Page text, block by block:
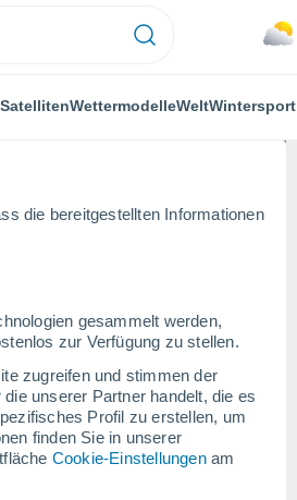
die bereitgestellten Informationen
gesammelt werden,
zur Verfügung zu stellen.
zugreifen und stimmen der
unserer Partner handelt, die es
Profil zu erstellen, um
finden Sie in unserer
Cookie-Einstellungenam
SatellitenWettermodelleWeltWintersport